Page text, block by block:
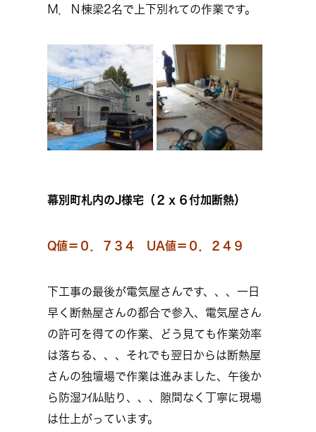
Ｍ．Ｎ棟梁2名で上下別れての作業です。
幕別町札内のJ様宅（２ｘ６付加断熱）
Q値＝０．７３４ UA値＝０．２４９
下工事の最後が電気屋さんです、、、一日
早く断熱屋さんの都合で参入、電気屋さん
の許可を得ての作業、どう見ても作業効率
は落ちる、、、それでも翌日からは断熱屋
さんの独壇場で作業は進みました、午後か
ら防湿ﾌｲﾙﾑ貼り、、、隙間なく丁寧に現場
は仕上がっています。